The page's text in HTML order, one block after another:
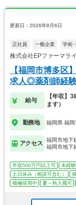
更新日：2026年8月6日
正社員 一般企業 学術
株式会社EPファーマラ
【福岡市博多区
求人◎薬剤師経
給与
【年収】
ます）
勤務地 福岡県 福
アクセス
福岡市地下
福岡市地下
年収500万円以上可 未経
土日休み（相談可含む）
積極採用中
夏～秋入職可